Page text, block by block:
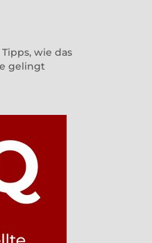
wie das
gelingt